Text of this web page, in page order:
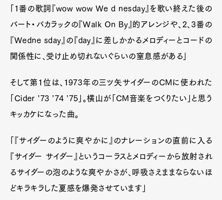
「1番の歌詞『wow wow We d nesday』を歌い終えた後の
バート・バカラックの『Walk On By』的アレンジや、2、3番の
『Wedne sday』の『day』に差しかかるメロディーとコードの
関係性に、受け止め切れないぐらいの窒息感がある」
そして第1位は、1973年の三ツ矢サイダーのCMに使われた
「Cider ’73 ’74 ’75」。横山が「CM音楽をつくりたい」と思う
キッカケになった曲。
「『サイダーのように爽やかに』のナレーションの直前に入る
『サイダー サイダー』というコーラスとメロディーから放射され
るサイダーの泡のような爽やかさが、呼吸さえままならないほ
どキラキラした夏感を爆発させています」